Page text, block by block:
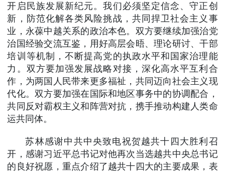
开启民族发展新纪元。我们必须坚定信念、守正创
新，防范化解各类风险挑战，共同捍卫社会主义事
业，永葆中越关系的政治本色。双方要继续加强治党
治国经验交流互鉴，用好高层会晤、理论研讨、干部
培训等机制，不断提高党的执政水平和国家治理能
力。双方要加强发展战略对接，深化高水平互利合
作，为两国人民带来更多福祉，共同迈向社会主义现
代化。双方要加强在国际和地区事务中的协调配合，
共同反对霸权主义和阵营对抗，携手推动构建人类命
运共同体。
苏林感谢中共中央致电祝贺越共十四大胜利召
开，感谢习近平总书记对他再次当选越共中央总书记
的良好祝愿，重点介绍了越共十四大的主要成果，表